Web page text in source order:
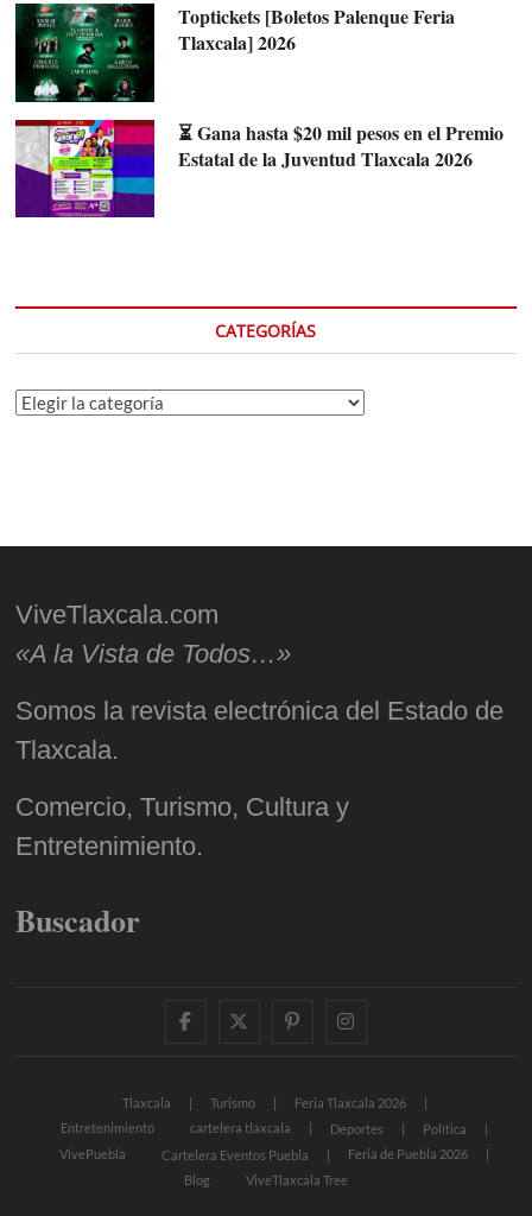
Toptickets [Boletos Palenque Feria
Tlaxcala] 2026
⏳ Gana hasta $20 mil pesos en el Premio
Estatal de la Juventud Tlaxcala 2026
CATEGORÍAS
Categorías
ViveTlaxcala.com
«A la Vista de Todos…»
Somos la revista electrónica del Estado de
Tlaxcala.
Comercio, Turismo, Cultura y
Entretenimiento.
Buscador
facebooktwitter
pinterestinstagram
Tlaxcala Turismo
Feria Tlaxcala 2026
Entretenimiento
cartelera tlaxcala Deportes
Política
VivePuebla
Cartelera Eventos Puebla
Feria de Puebla 2026
Blog
ViveTlaxcala Tree